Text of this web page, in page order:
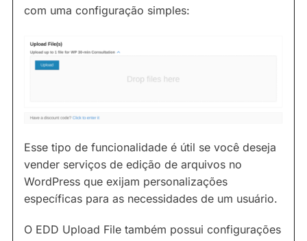
com uma configuração simples:
Esse tipo de funcionalidade é útil se você deseja
vender serviços de edição de arquivos no
WordPress que exijam personalizações
específicas para as necessidades de um usuário.
O EDD Upload File também possui configurações